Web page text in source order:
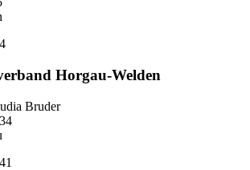
Horgau-Welden
Bruder